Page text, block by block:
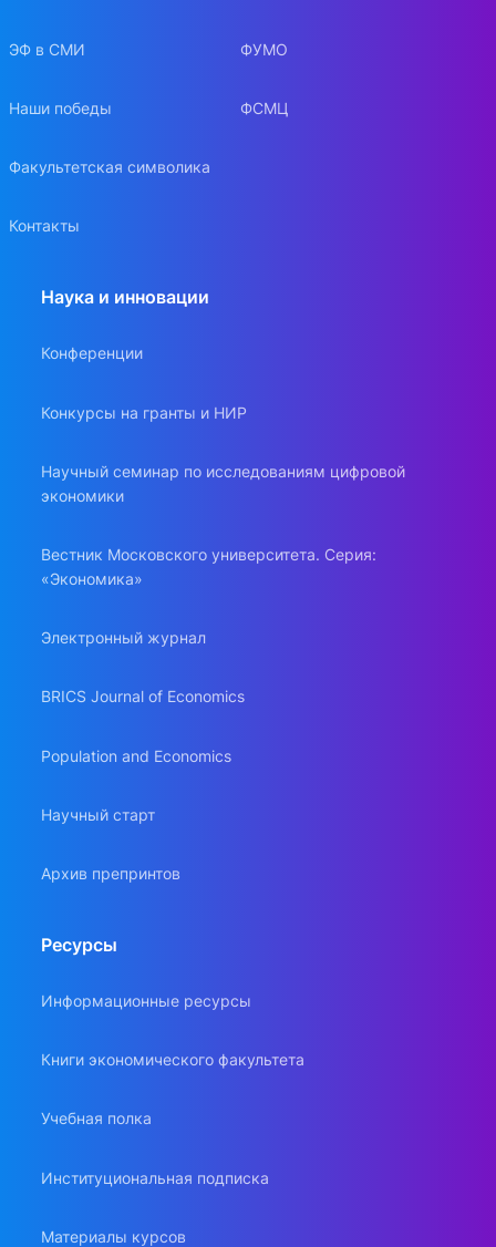
ЭФ в СМИ
Наши победы
Факультетская символика
Контакты
ФУМО
ФСМЦ
Наука и инновации
Конференции
Конкурсы на гранты и НИР
Научный семинар по исследованиям цифровой
экономики
Вестник Московского университета. Серия:
«Экономика»
Электронный журнал
BRICS Journal of Economics
Population and Economics
Научный старт
Архив препринтов
Ресурсы
Информационные ресурсы
Книги экономического факультета
Учебная полка
Институциональная подписка
Материалы курсов